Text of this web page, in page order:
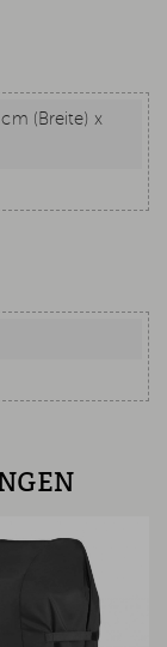
(Breite) x